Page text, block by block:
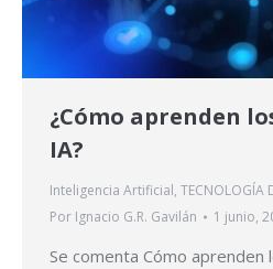
¿Cómo aprenden
IA?
Inteligencia Artificial, TECNOLOGÍA
Por Ignacio G.R. Gavilán 1 junio,
Se comenta Cómo aprenden